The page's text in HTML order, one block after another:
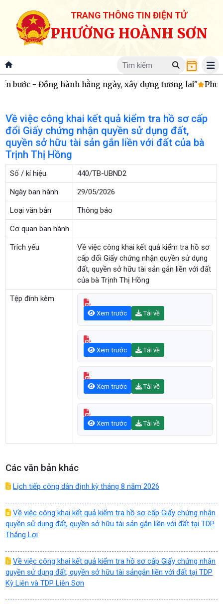
TRANG THÔNG TIN ĐIỆN TỬ
PHƯỜNG HOÀNH SƠN
bước - Đồng hành hằng ngày, xây dựng tương lai"
Về việc công khai kết quả kiểm tra hồ sơ cấp
đổi Giấy chứng nhận quyền sử dụng đất,
quyền sở hữu tài sản gắn liền với đất của bà
Trịnh Thị Hồng
Số / kí hiệu 440/TB-UBND2
Ngày ban hành 29/05/2026
Loại văn bản Thông báo
Cơ quan ban hành
Trích yếu
Về việc công khai kết quả kiểm tra hồ sơ
cấp đổi Giấy chứng nhận quyền sử dụng
đất, quyền sở hữu tài sản gắn liền với đất
của bà Trịnh Thị Hồng
Tệp đính kèm
Xem trước Tải về
Xem trước Tải về
Xem trước Tải về
Xem trước Tải về
Các văn bản khác
Lịch tiếp công dân định kỳ tháng 8 năm 2026
Về việc công khai kết quả kiểm tra hồ sơ cấp Giấy chứng nhận
quyền sử dụng đất, quyền sở hữu tài sản gắn liền với đất tại TDP
Thắng Lợi
Về việc công khai kết quả kiểm tra hồ sơ cấp Giấy chứng nhận
quyền sử dụng đất, quyền sở hữu tài sảngắn liền với đất tại TDP
Kỳ Liên và TDP Liên Sơn